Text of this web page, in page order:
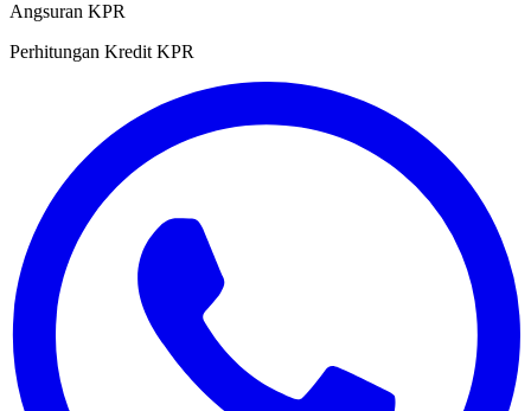
Angsuran KPR
Perhitungan Kredit KPR